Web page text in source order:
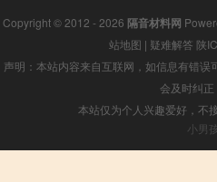
Copyright © 2012 - 2026 隔音材料网
站地图 | 疑难解答 陕
声明：本站内容来自互联网，如信息有错
会及时纠
本站仅为个人兴趣爱好，不
小男孩